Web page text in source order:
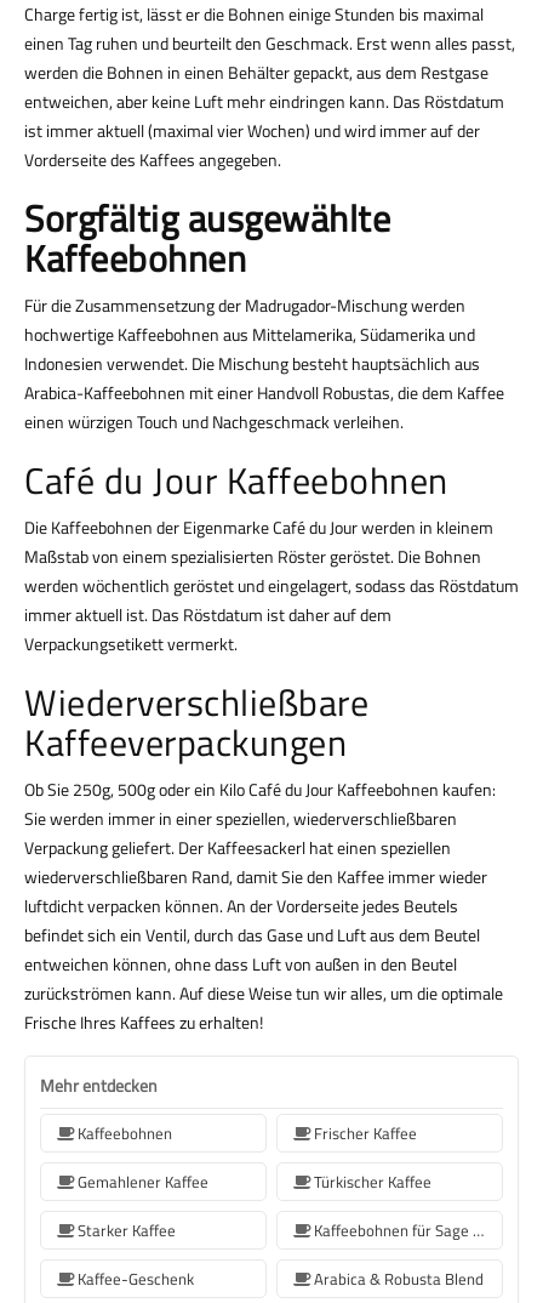
Charge fertig ist, lässt er die Bohnen einige Stunden bis maximal
einen Tag ruhen und beurteilt den Geschmack. Erst wenn alles passt,
werden die Bohnen in einen Behälter gepackt, aus dem Restgase
entweichen, aber keine Luft mehr eindringen kann. Das Röstdatum
ist immer aktuell (maximal vier Wochen) und wird immer auf der
Vorderseite des Kaffees angegeben.
Sorgfältig ausgewählte
Kaffeebohnen
Für die Zusammensetzung der Madrugador-Mischung werden
hochwertige Kaffeebohnen aus Mittelamerika, Südamerika und
Indonesien verwendet. Die Mischung besteht hauptsächlich aus
Arabica-Kaffeebohnen mit einer Handvoll Robustas, die dem Kaffee
einen würzigen Touch und Nachgeschmack verleihen.
Café du Jour Kaffeebohnen
Die Kaffeebohnen der Eigenmarke Café du Jour werden in kleinem
Maßstab von einem spezialisierten Röster geröstet. Die Bohnen
werden wöchentlich geröstet und eingelagert, sodass das Röstdatum
immer aktuell ist. Das Röstdatum ist daher auf dem
Verpackungsetikett vermerkt.
Wiederverschließbare
Kaffeeverpackungen
Ob Sie 250g, 500g oder ein Kilo Café du Jour Kaffeebohnen kaufen:
Sie werden immer in einer speziellen, wiederverschließbaren
Verpackung geliefert. Der Kaffeesackerl hat einen speziellen
wiederverschließbaren Rand, damit Sie den Kaffee immer wieder
luftdicht verpacken können. An der Vorderseite jedes Beutels
befindet sich ein Ventil, durch das Gase und Luft aus dem Beutel
entweichen können, ohne dass Luft von außen in den Beutel
zurückströmen kann. Auf diese Weise tun wir alles, um die optimale
Frische Ihres Kaffees zu erhalten!
Mehr entdecken
Kaffeebohnen
Frischer Kaffee
Gemahlener Kaffee
Türkischer Kaffee
Starker Kaffee
Kaffeebohnen für Sage Kaffeemaschinen
Kaffee-Geschenk
Arabica & Robusta Blend